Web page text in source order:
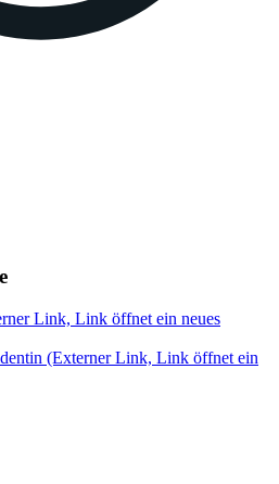
Link, Link öffnet ein neues
(Externer Link, Link öffnet ein